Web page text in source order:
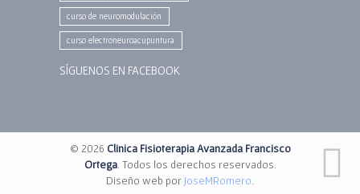
curso de neuromodulación
curso electroneuroacupuntura
SÍGUENOS EN FACEBOOK
© 2026 Clinica Fisioterapia Avanzada Francisco
Ortega. Todos los derechos reservados.
Diseño web por JoseMRomero